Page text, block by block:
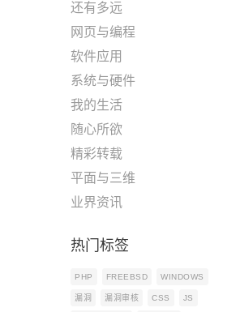
还有多远
网页与编程
软件应用
系统与硬件
我的生活
随心所欲
精彩转载
平面与三维
业界资讯
热门标签
PHP FREEBSD WINDOWS
漏洞 漏洞审核 CSS JS